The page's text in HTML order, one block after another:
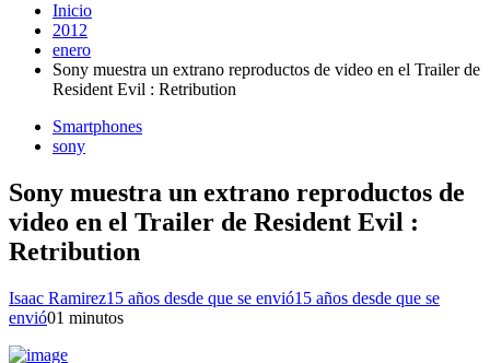
Inicio
2012
enero
Sony muestra un extrano reproductos de video en el Trailer de
Resident Evil : Retribution
Smartphones
sony
Sony muestra un extrano reproductos de
video en el Trailer de Resident Evil :
Retribution
Isaac Ramirez15 años desde que se envió15 años desde que se
envió01 minutos